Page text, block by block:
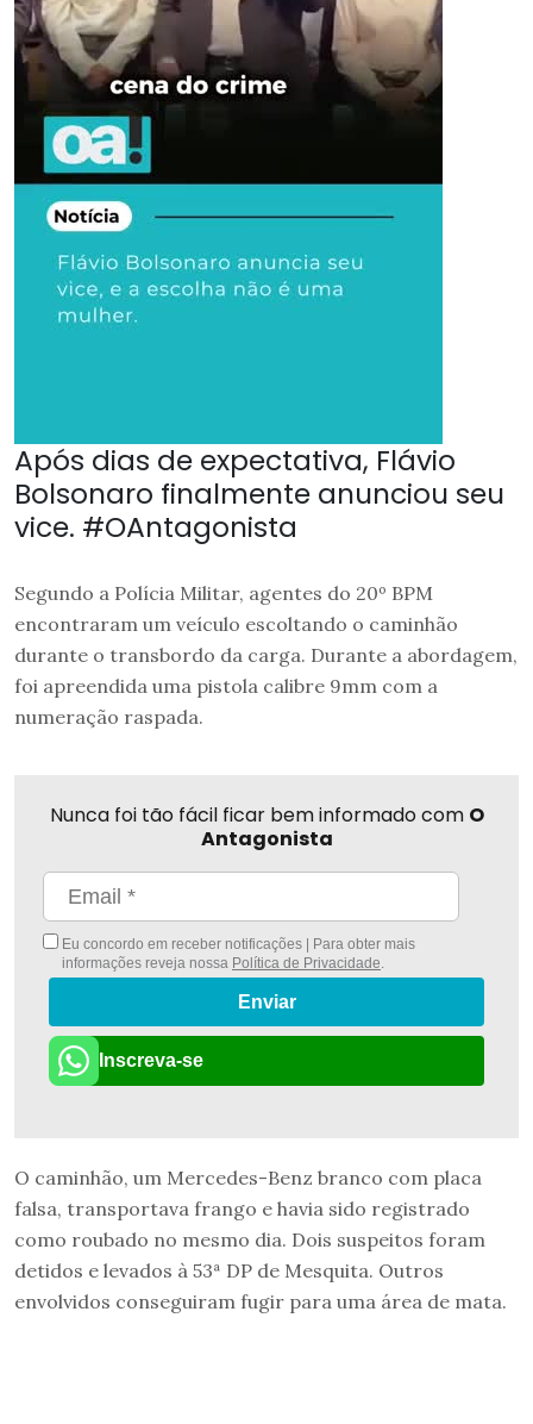
Após dias de expectativa, Flávio
Bolsonaro finalmente anunciou seu
vice. #OAntagonista
Segundo a Polícia Militar, agentes do 20º BPM
encontraram um veículo escoltando o caminhão
durante o transbordo da carga. Durante a abordagem,
foi apreendida uma pistola calibre 9mm com a
numeração raspada.
Nunca foi tão fácil ficar bem informado com O
Antagonista
Eu concordo em receber notificações | Para obter mais
informações reveja nossa Política de Privacidade.
Enviar
Inscreva-se
O caminhão, um Mercedes-Benz branco com placa
falsa, transportava frango e havia sido registrado
como roubado no mesmo dia. Dois suspeitos foram
detidos e levados à 53ª DP de Mesquita. Outros
envolvidos conseguiram fugir para uma área de mata.